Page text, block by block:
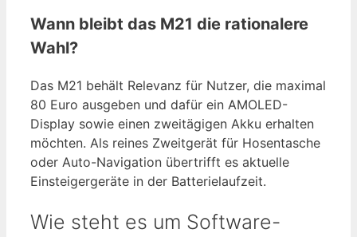
Wann bleibt das M21 die rationalere
Wahl?
Das M21 behält Relevanz für Nutzer, die maximal
80 Euro ausgeben und dafür ein AMOLED-
Display sowie einen zweitägigen Akku erhalten
möchten. Als reines Zweitgerät für Hosentasche
oder Auto-Navigation übertrifft es aktuelle
Einsteigergeräte in der Batterielaufzeit.
Wie steht es um Software-